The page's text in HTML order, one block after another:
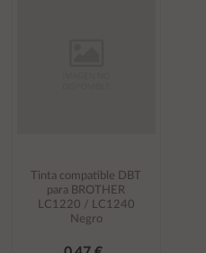
Tinta compatible DBT
para BROTHER
LC1220 / LC1240
Negro